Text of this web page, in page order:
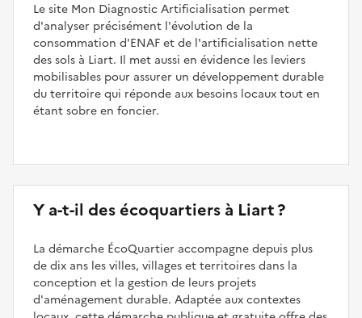
Le site Mon Diagnostic Artificialisation permet
d'analyser précisément l'évolution de la
consommation d'ENAF et de l'artificialisation nette
des sols à Liart. Il met aussi en évidence les leviers
mobilisables pour assurer un développement durable
du territoire qui réponde aux besoins locaux tout en
étant sobre en foncier.
Y a-t-il des écoquartiers à Liart ?
La démarche ÉcoQuartier accompagne depuis plus
de dix ans les villes, villages et territoires dans la
conception et la gestion de leurs projets
d'aménagement durable. Adaptée aux contextes